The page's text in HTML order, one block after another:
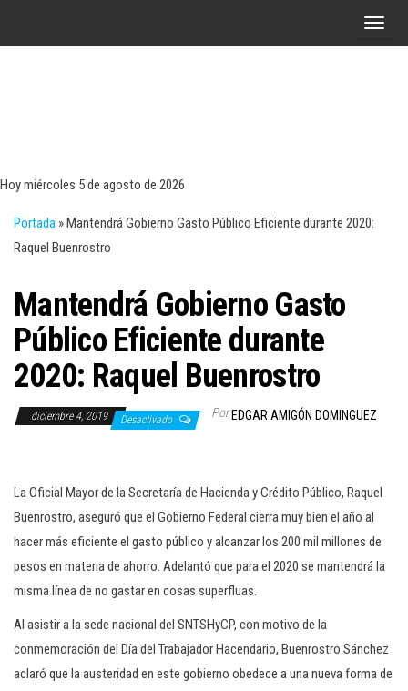
A
c
n
Hoy miércoles 5 de agosto de 2026
Portada »Mantendrá Gobierno Gasto Público Eficiente durante 2020:
Raquel Buenrostro
Mantendrá Gobierno Gasto
Público Eficiente durante
2020: Raquel Buenrostro
diciembre 4, 2019 Desactivado Por EDGAR AMIGÓN DOMINGUEZ
La Oficial Mayor de la Secretaría de Hacienda y Crédito Público, Raquel
Buenrostro, aseguró que el Gobierno Federal cierra muy bien el año al
hacer más eficiente el gasto público y alcanzar los 200 mil millones de
pesos en materia de ahorro. Adelantó que para el 2020 se mantendrá la
misma línea de no gastar en cosas superfluas.
Al asistir a la sede nacional del SNTSHyCP, con motivo de la
conmemoración del Día del Trabajador Hacendario, Buenrostro Sánchez
aclaró que la austeridad en este gobierno obedece a una nueva forma de